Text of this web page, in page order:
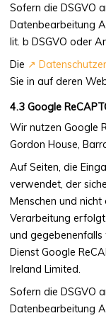
Sofern die DSGVO
Datenbearbeitung
lit. b DSGVO oder
Die
Sie in auf deren
Google
Wir nutzen Google
Gordon House,
Auf Seiten, die
verwendet, der
Menschen und
Verarbeitung
und
Dienst Google
Ireland Limited.
Sofern die DSGVO
Datenbearbeitung